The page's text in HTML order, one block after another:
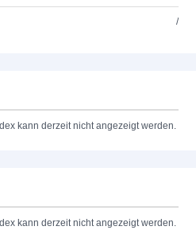
/
kann derzeit nicht angezeigt werden.
kann derzeit nicht angezeigt werden.